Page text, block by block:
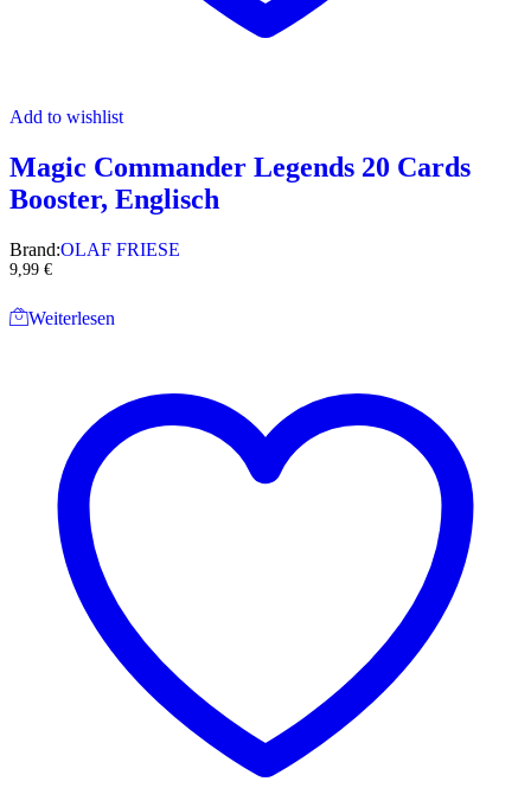
Add to wishlist
Magic Commander Legends 20 Cards
Booster, Englisch
Brand:OLAF FRIESE
9,99 €
Weiterlesen